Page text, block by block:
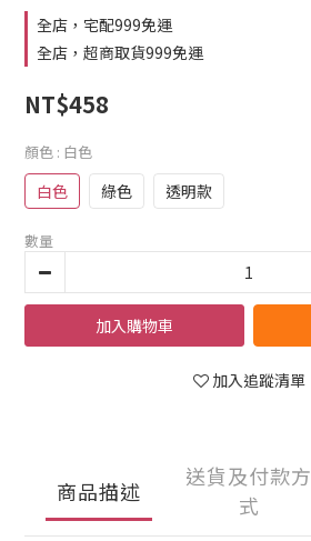
全店，宅配999免運
全店，超商取貨999免運
NT$458
顏色 : 白色
白色 綠色 透明款
數量
加入購物車
加入追蹤清單
商品描述
送貨及付款方
式